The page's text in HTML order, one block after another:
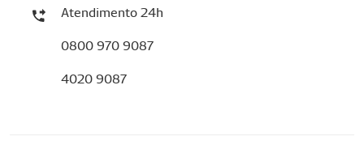
Atendimento 24h
0800 970 9087
4020 9087